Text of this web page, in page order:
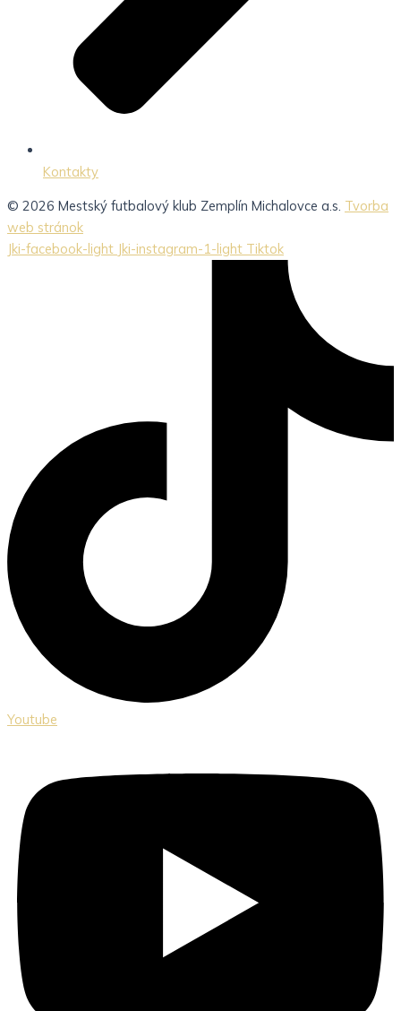
Kontakty
© 2026 Mestský futbalový klub Zemplín Michalovce a.s. Tvorba
web stránok
Jki-facebook-light Jki-instagram-1-light Tiktok
Youtube